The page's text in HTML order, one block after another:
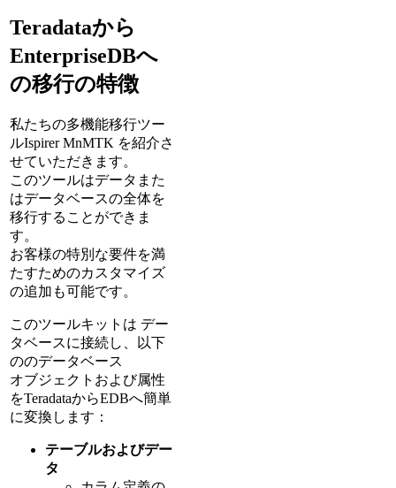
Teradataから
EnterpriseDBへ
の移行の特徴
私たちの多機能移行ツー
ルIspirer MnMTK を紹介さ
せていただきます。
このツールはデータまた
はデータベースの全体を
移行することができま
す。
お客様の特別な要件を満
たすためのカスタマイズ
の追加も可能です。
このツールキットは デー
タベースに接続し、以下
ののデータベース
オブジェクトおよび属性
をTeradataからEDBへ簡単
に変換します：
テーブルおよびデー
タ